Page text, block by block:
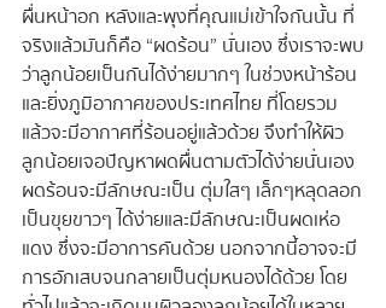
ผื่นหน้าอก หลังและพุงที่คุณแม่เข้าใจกันนั้น ที่
จริงแล้วมันก็คือ “ผดร้อน” นั่นเอง ซึ่งเราจะพบ
ว่าลูกน้อยเป็นกันได้ง่ายมากๆ ในช่วงหน้าร้อน
และยิ่งภูมิอากาศของประเทศไทย ที่โดยรวม
แล้วจะมีอากาศที่ร้อนอยู่แล้วด้วย จึงทำให้ผิว
ลูกน้อยเจอปัญหาผดผื่นตามตัวได้ง่ายนั่นเอง
ผดร้อนจะมีลักษณะเป็น ตุ่มใสๆ เล็กๆหลุดลอก
เป็นขุยขาวๆ ได้ง่ายและมีลักษณะเป็นผดเห่อ
แดง ซึ่งจะมีอาการคันด้วย นอกจากนี้อาจจะมี
การอักเสบจนกลายเป็นตุ่มหนองได้ด้วย โดย